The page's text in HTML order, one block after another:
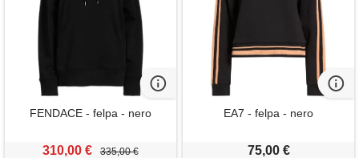
FENDACE - felpa - nero
310,00 € 335,00 €
EA7 - felpa - nero
75,00 €